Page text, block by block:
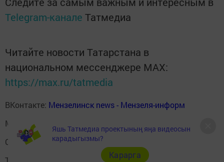
Telegram-канале Татмедиа
Читайте новости Татарстана в
национальном мессенджере MАХ:
https://max.ru/tatmedia
ВКонтакте: Мензелинск news - Мензеля-информ
MAX:
Новости Мензелинска - Мензеля онлайн
Одноклассники:ok.ru/menzelinsk
Яшь Татмедиа проектының яңа видеосын
карадыгызмы?
Карарга